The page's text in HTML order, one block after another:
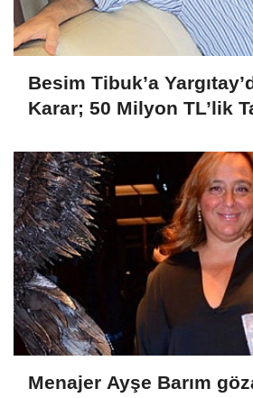
Besim Tibuk’a
Karar; 50 Milyon TL’lik
Menajer Ayşe Barım